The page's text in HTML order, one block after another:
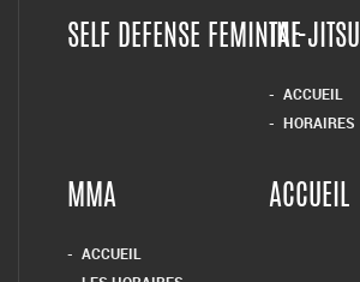
SELF DEFENSE FEMININETAI-JITSU
ACCUEIL
HORAIRES
MMA
ACCUEIL
ACCUEIL